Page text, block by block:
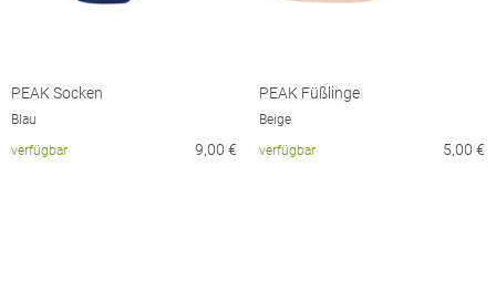
PEAK Socken
Blau
verfügbar
9,00 €
PEAK Füßlinge
Beige
verfügbar
5,00 €